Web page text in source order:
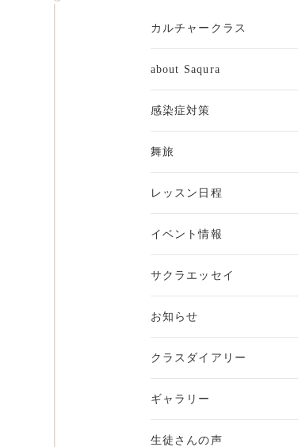
カルチャークラス
about Saqura
感染症対策
舞旅
レッスン日程
イベント情報
サクラエッセイ
お知らせ
クラスダイアリー
ギャラリー
生徒さんの声